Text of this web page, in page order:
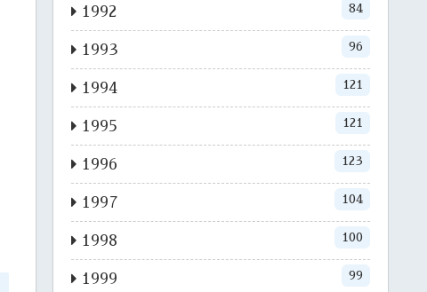
1992 84
1993 96
1994 121
1995 121
1996 123
1997 104
1998 100
1999 99